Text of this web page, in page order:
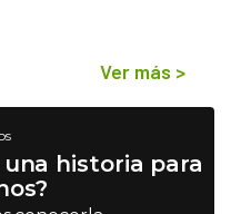
Ver más >
una historia para